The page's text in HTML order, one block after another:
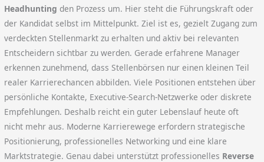
Headhunting den Prozess um. Hier steht die Führungskraft oder
der Kandidat selbst im Mittelpunkt. Ziel ist es, gezielt Zugang zum
verdeckten Stellenmarkt zu erhalten und aktiv bei relevanten
Entscheidern sichtbar zu werden. Gerade erfahrene Manager
erkennen zunehmend, dass Stellenbörsen nur einen kleinen Teil
realer Karrierechancen abbilden. Viele Positionen entstehen über
persönliche Kontakte, Executive-Search-Netzwerke oder diskrete
Empfehlungen. Deshalb reicht ein guter Lebenslauf heute oft
nicht mehr aus. Moderne Karrierewege erfordern strategische
Positionierung, professionelles Networking und eine klare
Marktstrategie. Genau dabei unterstützt professionelles Reverse